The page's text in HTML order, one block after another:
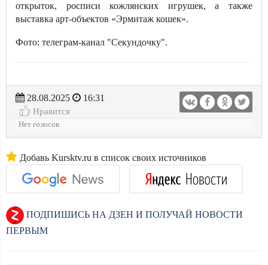
открыток, росписи кожлянских игрушек, а также
выставка арт-объектов «Эрмитаж кошек».
Фото: телеграм-канал "Секундочку".
28.08.2025
16:31
Нравится
Нет голосов
Добавь Kursktv.ru в список своих источников
ПОДПИШИСЬ НА ДЗЕН И ПОЛУЧАЙ НОВОСТИ
ПЕРВЫМ